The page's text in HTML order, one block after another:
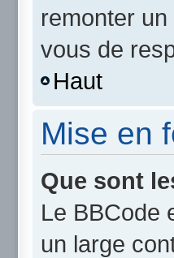
remonter
vous de
Haut
Mise en
Que sont
Le BBCode
un large